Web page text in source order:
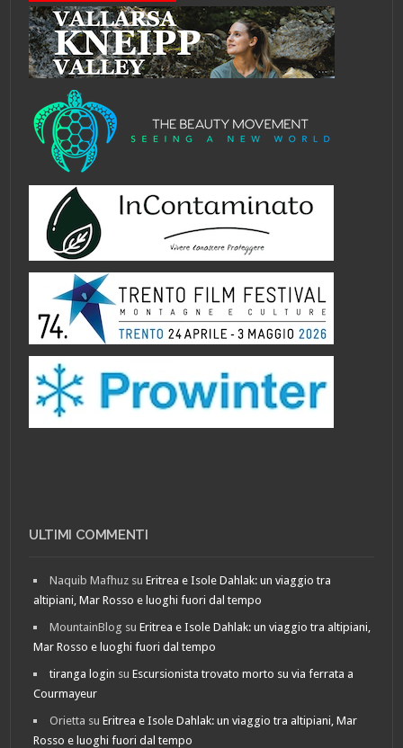
ULTIMI COMMENTI
Naquib Mafhuz suEritrea e Isole Dahlak: un viaggio tra
altipiani, Mar Rosso e luoghi fuori dal tempo
MountainBlog suEritrea e Isole Dahlak: un viaggio tra altipiani,
Mar Rosso e luoghi fuori dal tempo
tiranga login suEscursionista trovato morto su via ferrata a
Courmayeur
Orietta suEritrea e Isole Dahlak: un viaggio tra altipiani, Mar
Rosso e luoghi fuori dal tempo